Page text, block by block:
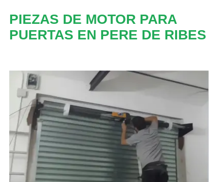
PIEZAS DE MOTOR PARA
PUERTAS EN PERE DE RIBES